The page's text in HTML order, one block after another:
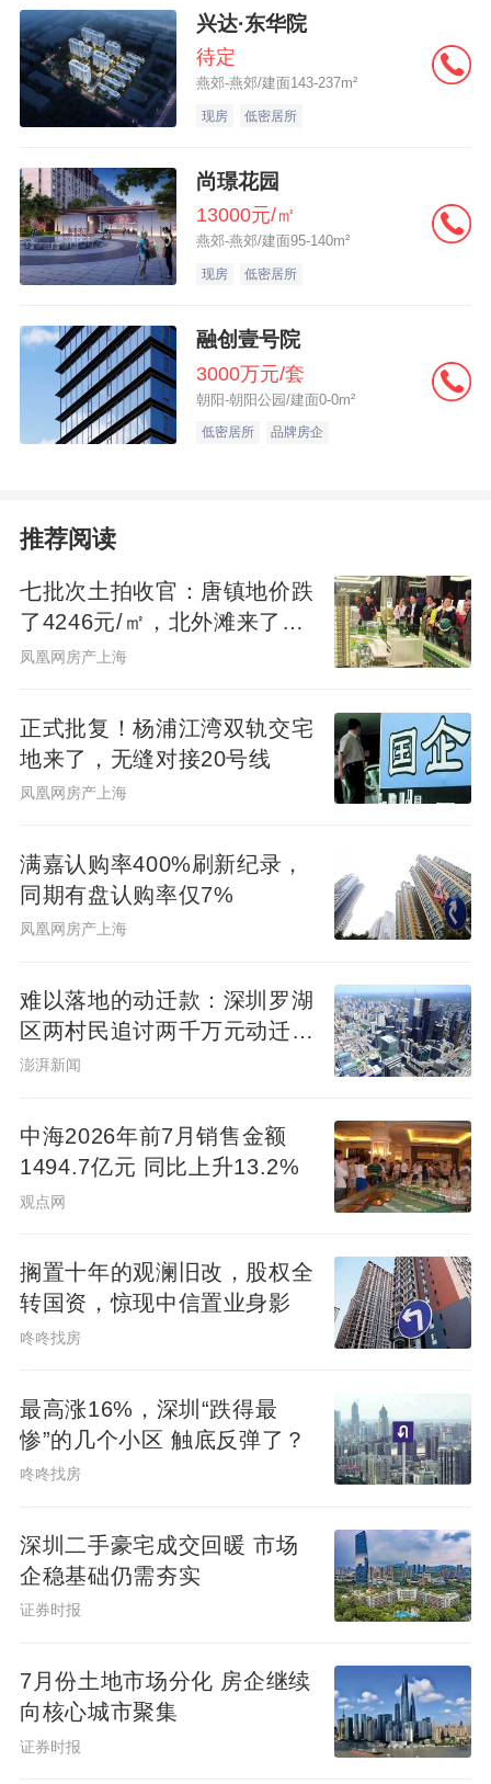
兴达·东华院
待定
燕郊-燕郊/建面143-237m²
现房 低密居所
尚璟花园
13000元/㎡
燕郊-燕郊/建面95-140m²
现房 低密居所
融创壹号院
3000万元/套
朝阳-朝阳公园/建面0-0m²
低密居所 品牌房企
推荐阅读
七批次土拍收官：唐镇地价跌
了4246元/㎡，北外滩来了两
位温州首富
凤凰网房产上海
正式批复！杨浦江湾双轨交宅
地来了，无缝对接20号线
凤凰网房产上海
满嘉认购率400%刷新纪录，
同期有盘认购率仅7%
凤凰网房产上海
难以落地的动迁款：深圳罗湖
区两村民追讨两千万元动迁款
八年未果
澎湃新闻
中海2026年前7月销售金额
1494.7亿元 同比上升13.2%
观点网
搁置十年的观澜旧改，股权全
转国资，惊现中信置业身影
咚咚找房
最高涨16%，深圳“跌得最
惨”的几个小区 触底反弹了？
咚咚找房
深圳二手豪宅成交回暖 市场
企稳基础仍需夯实
证券时报
7月份土地市场分化 房企继续
向核心城市聚集
证券时报